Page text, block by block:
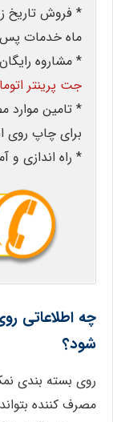
ماه خدمات پس
* مشاروه رایگان
جت پرینتر
* تامین موارد
برای چاپ روی
* راه اندازی و
چه اطلاعاتی
شود؟
روی بسته بندی
مصرف کننده بتواند